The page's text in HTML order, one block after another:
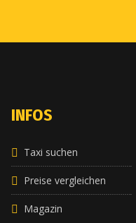
INFOS
Taxi suchen
Preise vergleichen
Magazin